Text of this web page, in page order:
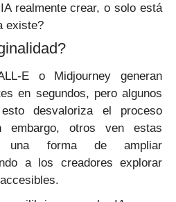
realmente crear, o solo está
existe?
E o Midjourney generan
en segundos, pero algunos
desvaloriza el proceso
embargo, otros ven estas
una forma de ampliar
a los creadores explorar